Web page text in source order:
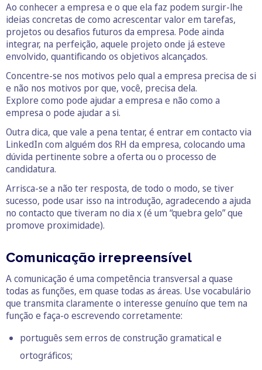
Ao conhecer a empresa e o que ela faz podem surgir-lhe
ideias concretas de como acrescentar valor em tarefas,
projetos ou desafios futuros da empresa. Pode ainda
integrar, na perfeição, aquele projeto onde já esteve
envolvido, quantificando os objetivos alcançados.
Concentre-se nos motivos pelo qual a empresa precisa de si
e não nos motivos por que, você, precisa dela.
Explore como pode ajudar a empresa e não como a
empresa o pode ajudar a si.
Outra dica, que vale a pena tentar, é entrar em contacto via
LinkedIn com alguém dos RH da empresa, colocando uma
dúvida pertinente sobre a oferta ou o processo de
candidatura.
Arrisca-se a não ter resposta, de todo o modo, se tiver
sucesso, pode usar isso na introdução, agradecendo a ajuda
no contacto que tiveram no dia x (é um “quebra gelo” que
promove proximidade).
Comunicação irrepreensível
A comunicação é uma competência transversal a quase
todas as funções, em quase todas as áreas. Use vocabulário
que transmita claramente o interesse genuíno que tem na
função e faça-o escrevendo corretamente:
português sem erros de construção gramatical e
ortográficos;